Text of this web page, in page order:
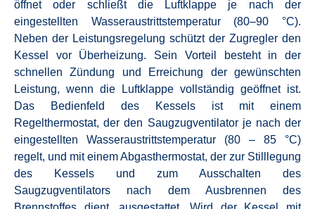
öffnet oder schließt die Luftklappe je nach der
eingestellten Wasseraustrittstemperatur (80–90 °C).
Neben der Leistungsregelung schützt der Zugregler den
Kessel vor Überheizung. Sein Vorteil besteht in der
schnellen Zündung und Erreichung der gewünschten
Leistung, wenn die Luftklappe vollständig geöffnet ist.
Das Bedienfeld des Kessels ist mit einem
Regelthermostat, der den Saugzugventilator je nach der
eingestellten Wasseraustrittstemperatur (80 – 85 °C)
regelt, und mit einem Abgasthermostat, der zur Stilllegung
des Kessels und zum Ausschalten des
Saugzugventilators nach dem Ausbrennen des